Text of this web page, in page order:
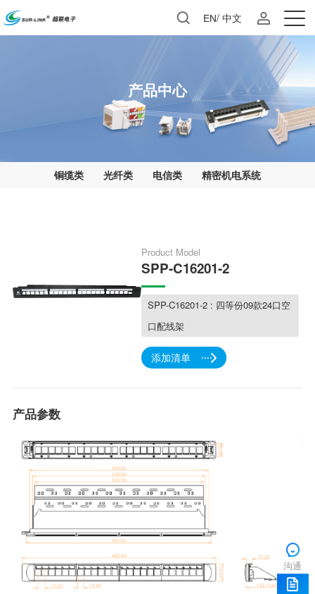
EN/中文
产品中心
铜缆类 光纤类 电信类 精密机电系统
Product Model
SPP-C16201-2
口配线架
添加清单
产品参数
沟通